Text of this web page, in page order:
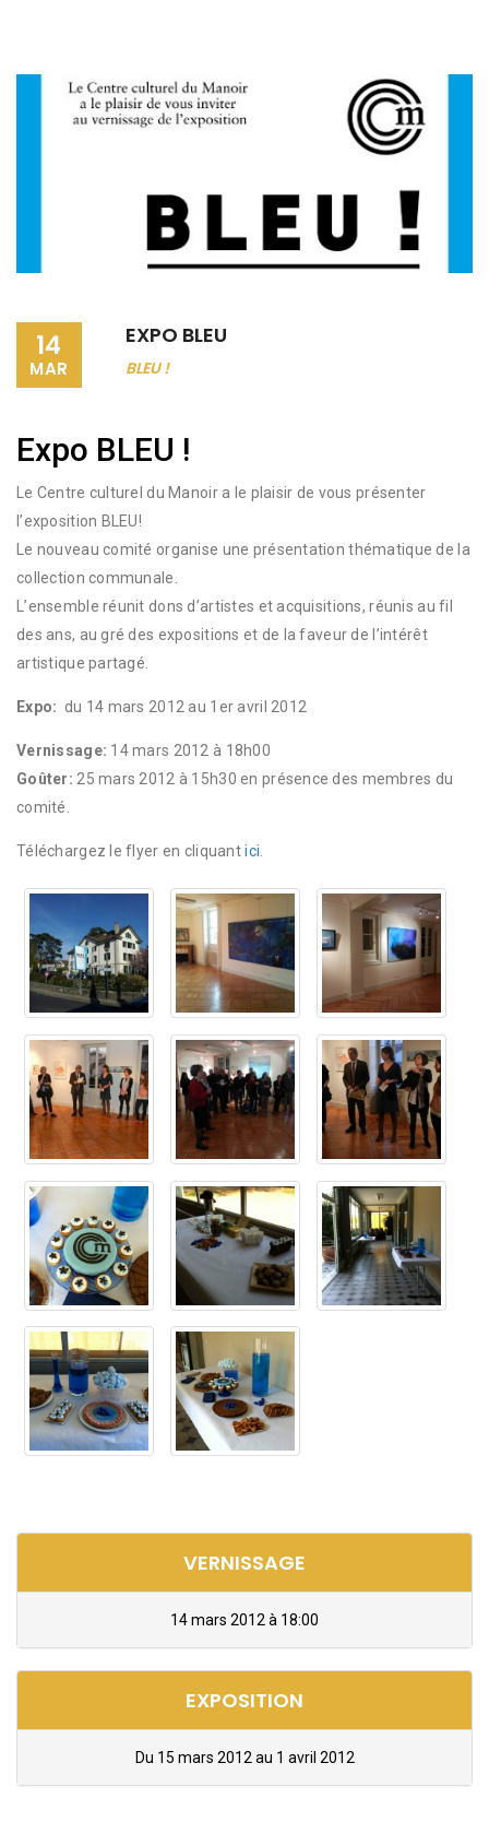
14
MAR
EXPO BLEU
BLEU !
Expo BLEU !
Le Centre culturel du Manoir a le plaisir de vous présenter
l’exposition BLEU!
Le nouveau comité organise une présentation thématique de la
collection communale.
L’ensemble réunit dons d’artistes et acquisitions, réunis au fil
des ans, au gré des expositions et de la faveur de l’intérêt
artistique partagé.
Expo: du 14 mars 2012 au 1er avril 2012
Vernissage: 14 mars 2012 à 18h00
Goûter: 25 mars 2012 à 15h30 en présence des membres du
comité.
Téléchargez le flyer en cliquantici
VERNISSAGE
14 mars 2012 à 18:00
EXPOSITION
Du 15 mars 2012 au 1 avril 2012